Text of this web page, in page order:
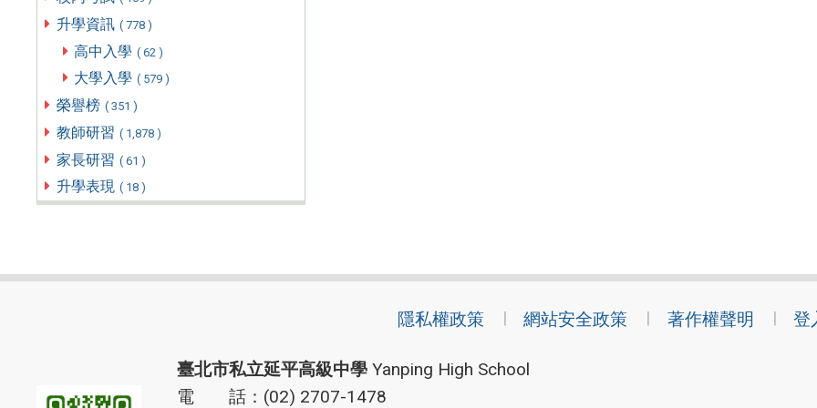
升學資訊 ( 778 )
高中入學 ( 62 )
大學入學 ( 579 )
榮譽榜 ( 351 )
教師研習 ( 1,878 )
家長研習 ( 61 )
升學表現 ( 18 )
隱私權政策 網站安全政策 著作權聲明 登
臺北市私立延平高級中學Yanping High School
電 話：(02) 2707-1478